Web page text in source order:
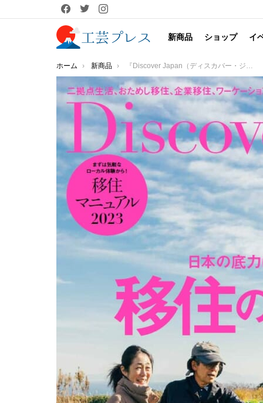
facebooktwitterinstagram
新商品 ショップ イ
You are here:
ホーム 新商品 『Discover Japan（ディスカバー・ジャパン）』 2023年3月号「移住のチカラ！」が2月6日に発売！